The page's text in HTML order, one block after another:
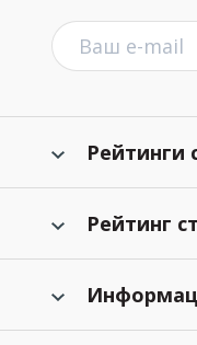
Рейтинги
Рейтинг